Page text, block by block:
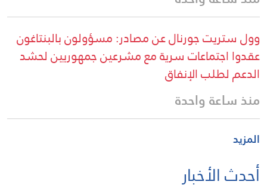
وول ستريت جورنال عن مصادر: مسؤولون بالبنتاغون
عقدوا اجتماعات سرية مع مشرعين جمهوريين لحشد
الدعم لطلب الإنفاق
منذ ساعة واحدة
المزيد
أحدث الأخبار